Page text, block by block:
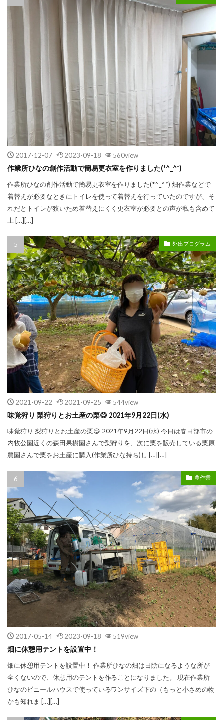
2017-12-07 2023-09-18 560view
作業所ひなの創作活動で簡易更衣室を作りました(*^_^*)
作業所ひなの創作活動で簡易更衣室を作りました(*^_^*) 畑作業などで
着替えが必要なときにトイレを使って着替えを行っていたのですが、そ
れだとトイレが狭いため着替えにくく更衣室が必要との声が私も含めて
上 […][…]
外出プログラム
2021-09-22 2021-09-25 544view
味覚狩り 梨狩りとお土産の栗😋 2021年9月22日(水)
味覚狩り 梨狩りとお土産の栗😋 2021年9月22日(水) 今日は春日部市の
内牧公園近くの森田果樹園さんで梨狩りを、次に栗を販売している栗原
農園さんで栗をお土産に購入(作業所ひな持ち)し […][…]
農作業
2017-05-14 2023-09-18 519view
畑に休憩用テントを設置中！
畑に休憩用テントを設置中！ 作業所ひなの畑は日陰になるような所が
全くないので、休憩用のテントを作ることになりました。 現在作業所
ひなのビニールハウスで使っているワンサイズ下の（もっと小さめの物
かも知れま […][…]